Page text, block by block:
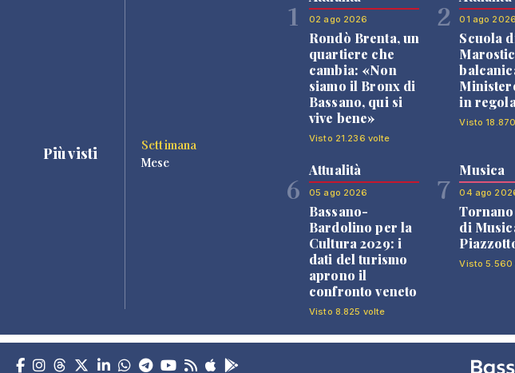
Più visti
Settimana
Mese
1 02 ago 2026
Rondò Brenta, un
quartiere che
cambia: «Non
siamo il Bronx di
Bassano, qui si
vive bene»
Visto 21.236 volte
2 01 ago 2026
Scuola
in regola
Visto
6
Attualità
05 ago 2026
Bassano-
Bardolino per la
Cultura 2029: i
dati del turismo
aprono il
confronto veneto
Visto 8.825 volte
7
Musica
04 ago
di
Visto 5.560